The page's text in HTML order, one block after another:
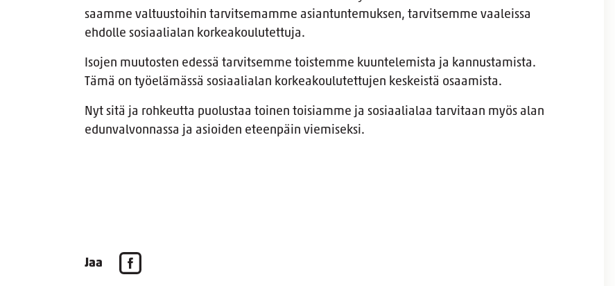
saamme valtuustoihin tarvitsemamme asiantuntemuksen, tarvitsemme vaaleissa
ehdolle sosiaalialan korkeakoulutettuja.
Isojen muutosten edessä tarvitsemme toistemme kuuntelemista ja kannustamista.
Tämä on työelämässä sosiaalialan korkeakoulutettujen keskeistä osaamista.
Nyt sitä ja rohkeutta puolustaa toinen toisiamme ja sosiaalialaa tarvitaan myös alan
edunvalvonnassa ja asioiden eteenpäin viemiseksi.
Jaa